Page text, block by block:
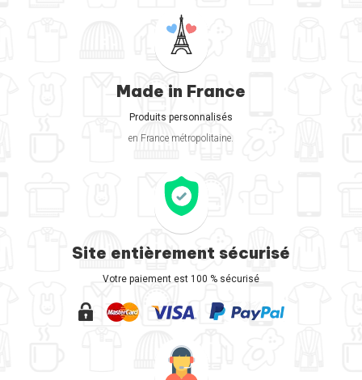
Made in France
Produits personnalisés
en France métropolitaine.
Site entièrement sécurisé
Votre paiement est 100 % sécurisé